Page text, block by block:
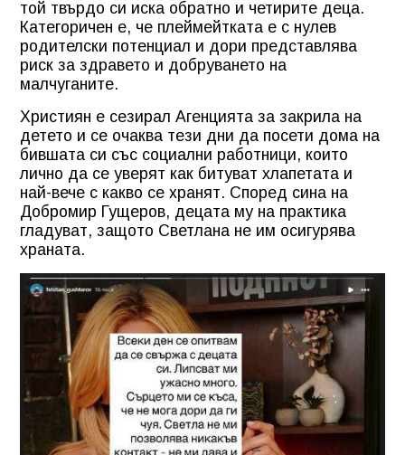
той твърдо си иска обратно и четирите деца.
Категоричен е, че плеймейтката е с нулев
родителски потенциал и дори представлява
риск за здравето и добруването на
малчуганите.
Християн е сезирал Агенцията за закрила на
детето и се очаква тези дни да посети дома на
бившата си със социални работници, които
лично да се уверят как битуват хлапетата и
най-вече с какво се хранят. Според сина на
Добромир Гущеров, децата му на практика
гладуват, защото Светлана не им осигурява
храната.